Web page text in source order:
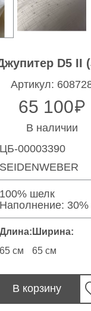
D5 II
Артикул:
65 100
В наличии
ЦБ-00003390
SEIDENWEBER
100% шелк
Наполнение: 30%
Длина:
65 см
Ширина:
65 см
В корзину